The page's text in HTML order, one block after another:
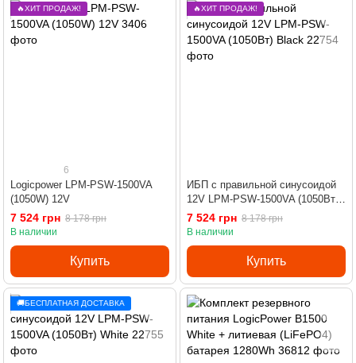
🔥ХИТ ПРОДАЖ!
6
Logicpower LPM-PSW-1500VA
(1050W) 12V
7 524 грн 8 178 грн
В наличии
Купить
🔥ХИТ ПРОДАЖ!
ИБП с правильной синусоидой
12V LPM-PSW-1500VA (1050Вт)
Black
7 524 грн 8 178 грн
В наличии
Купить
🚚БЕСПЛАТНАЯ ДОСТАВКА